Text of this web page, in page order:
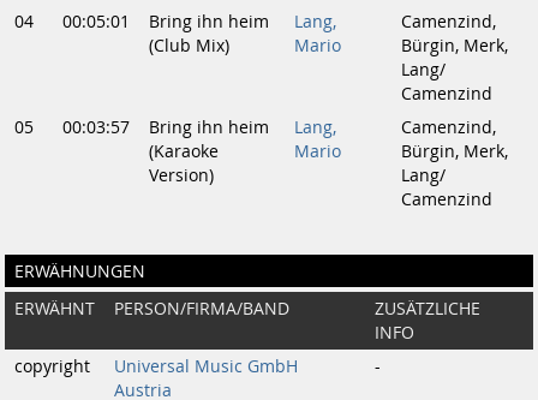
04
00:05:01
Bring ihn heim
(Club Mix)
Lang,
Mario
Camenzind,
Bürgin, Merk,
Lang/
Camenzind
05
00:03:57
Bring ihn heim
(Karaoke
Version)
Lang,
Mario
Camenzind,
Bürgin, Merk,
Lang/
Camenzind
ERWÄHNUNGEN
ERWÄHNT PERSON/FIRMA/BAND
ZUSÄTZLICHE
INFO
copyright
Universal Music GmbH
Austria
-